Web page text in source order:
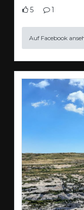
5 1
Auf Facebook